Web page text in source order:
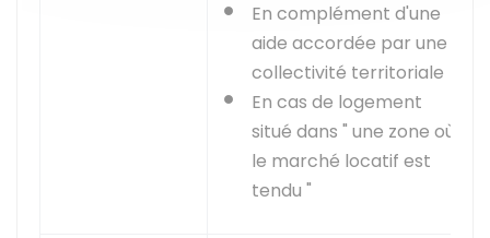
En complément d'une
aide accordée par une
collectivité territoriale
En cas de logement
situé dans " une zone où
le marché locatif est
tendu "